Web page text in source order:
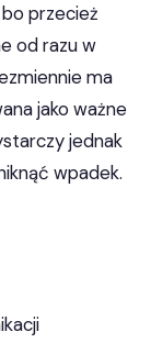
bo przecież
od razu w
ma
jako ważne
jednak
wpadek.